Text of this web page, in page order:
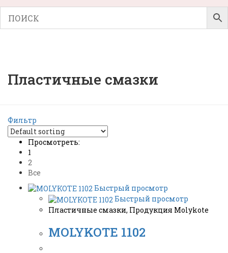
Пластичные смазки
Фильтр
Просмотреть:
1
2
Все
Быстрый просмотр
Быстрый просмотр
Пластичные смазки, Продукция Molykote
MOLYKOTE 1102